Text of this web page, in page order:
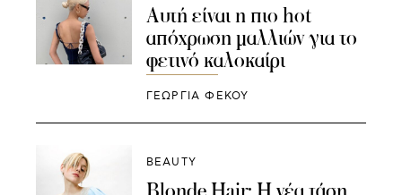
Aυτή είναι η πιο hot
απόχρωση μαλλιών για το
φετινό καλοκαίρι
ΓΕΩΡΓΙΑ ΦΕΚΟΥ
BEAUTY